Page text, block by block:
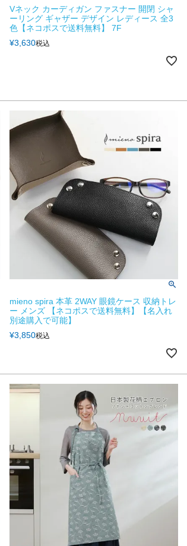
Vネック カーディガン ファスナー 開閉 シャ
ーリング ギャザー デザイン レディース 全3
色【ネコポスで送料無料】 7F
¥3,630税込
mieno spira 本革 2WAY 眼鏡ケース 収納トレ
ー メンズ 【ネコポスで送料無料】【名入れ
別途購入で可能】
¥3,850税込